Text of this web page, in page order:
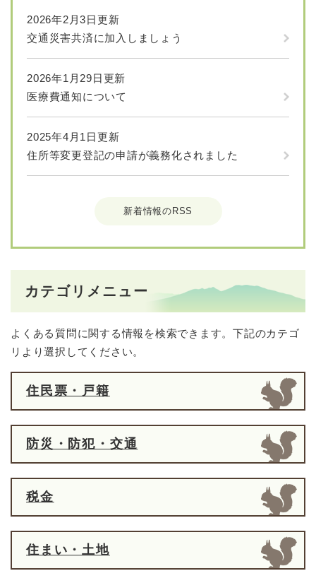
2026年2月3日更新
交通災害共済に加入しましょう
2026年1月29日更新
医療費通知について
2025年4月1日更新
住所等変更登記の申請が義務化されました
新着情報のRSS
カテゴリメニュー
よくある質問に関する情報を検索できます。下記のカテゴ
リより選択してください。
住民票・戸籍
防災・防犯・交通
税金
住まい・土地